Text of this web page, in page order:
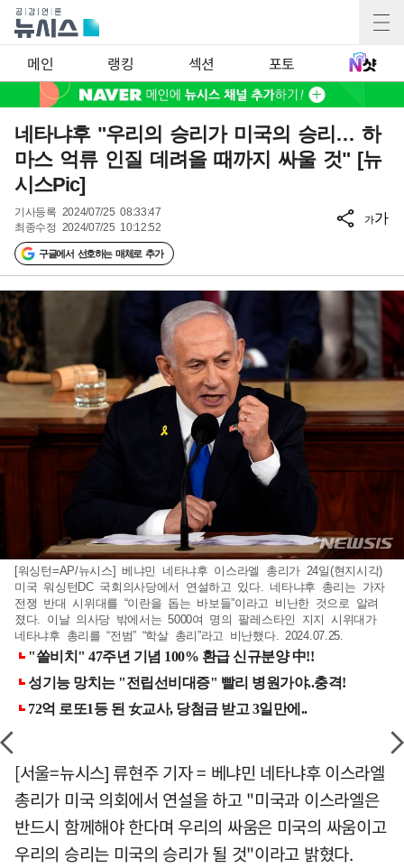
메인 랭킹 섹션 포토
네타냐후 "우리의 승리가 미국의 승리… 하
마스 억류 인질 데려올 때까지 싸울 것" [뉴
시스Pic]
기사등록 2024/07/25 08:33:47
최종수정 2024/07/25 10:12:52
구글에서 선호하는 매체로 추가
가가
[워싱턴=AP/뉴시스] 베냐민 네타냐후 이스라엘 총리가 24일(현지시각)
미국 워싱턴DC 국회의사당에서 연설하고 있다. 네타냐후 총리는 가자
전쟁 반대 시위대를 “이란을 돕는 바보들”이라고 비난한 것으로 알려
졌다. 이날 의사당 밖에서는 5000여 명의 팔레스타인 지지 시위대가
네타냐후 총리를 “전범” “학살 총리”라고 비난했다. 2024.07.25.
[서울=뉴시스] 류현주 기자 = 베냐민 네타냐후 이스라엘
총리가 미국 의회에서 연설을 하고 "미국과 이스라엘은
반드시 함께해야 한다며 우리의 싸움은 미국의 싸움이고
우리의 승리는 미국의 승리가 될 것"이라고 밝혔다.